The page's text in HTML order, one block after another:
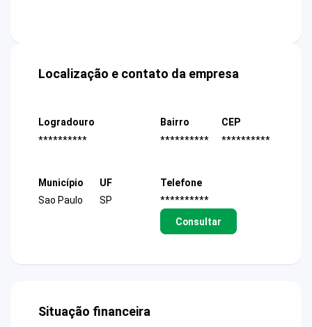
Localização e contato da empresa
Logradouro
**********
Bairro
**********
CEP
**********
Município
Sao Paulo
UF
SP
Telefone
**********
Consultar
Situação financeira